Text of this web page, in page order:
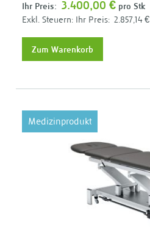
Ihr Preis: 3.400,00 € pro Stk
Ihr Preis: 2.857,14 €
Zum Warenkorb
Medizinprodukt